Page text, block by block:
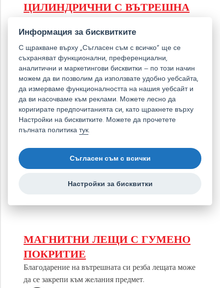
ЦИЛИНДРИЧНИ С ВЪТРЕШНА
Месинговите цилиндрични магнитни лещи се
отличават с точност на формата благодарение на
изработката с допустимо отклонение h6.
МАГНИТНИ ЛЕЩИ С КУКА
размер, магнитна сила и температурна
устойчивост!
МАГНИТНИ ЛЕЩИ С ГУМЕНО
ПОКРИТИЕ
Благодарение на вътрешната си резба лещата може
да се закрепи към желания предмет.
Информация за бисквитките
С щракване върху „Съгласен съм с всичко“ ще се
съхраняват функционални, преференциални,
аналитични и маркетингови бисквитки – по този начин
можем да ви позволим да използвате удобно уебсайта,
да измерваме функционалността на нашия уебсайт и
да ви насочваме към реклами. Можете лесно да
коригирате предпочитанията си, като щракнете върху
Настройки на бисквитките. Можете да прочетете
пълната политикатук.
Съгласен съм с всички
Настройки за бисквитки